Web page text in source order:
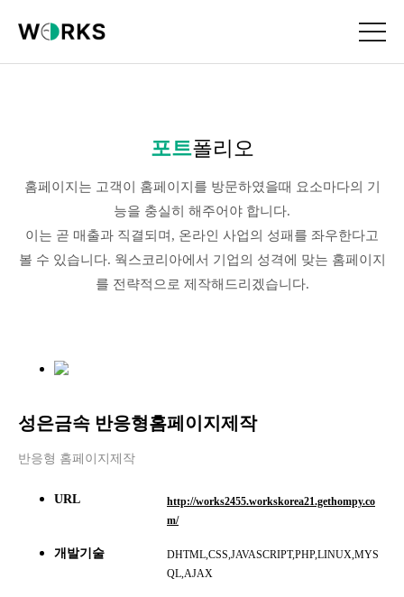
포트폴리오
홈페이지는 고객이 홈페이지를 방문하였을때 요소마다의 기
능을 충실히 해주어야 합니다.
이는 곧 매출과 직결되며, 온라인 사업의 성패를 좌우한다고
볼 수 있습니다. 웍스코리아에서 기업의 성격에 맞는 홈페이지
를 전략적으로 제작해드리겠습니다.
성은금속 반응형홈페이지제작
반응형 홈페이지제작
URL
http://works2455.workskorea21.gethompy.co
m/
개발기술
DHTML,CSS,JAVASCRIPT,PHP,LINUX,MYS
QL,AJAX